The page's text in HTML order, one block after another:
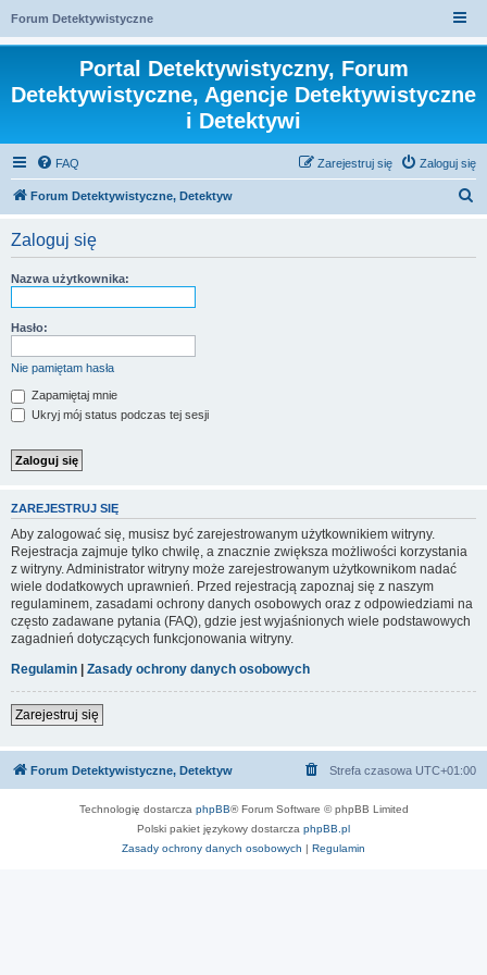
Forum Detektywistyczne
Portal Detektywistyczny, Forum
Detektywistyczne, Agencje Detektywistyczne
i Detektywi
FAQ Zaloguj się
Zarejestruj się
Forum Detektywistyczne, Detektyw
Zaloguj się
Nazwa użytkownika:
Hasło:
Nie pamiętam hasła
Zapamiętaj mnie
Ukryj mój status podczas tej sesji
ZAREJESTRUJ SIĘ
Aby zalogować się, musisz być zarejestrowanym użytkownikiem witryny.
Rejestracja zajmuje tylko chwilę, a znacznie zwiększa możliwości korzystania
z witryny. Administrator witryny może zarejestrowanym użytkownikom nadać
wiele dodatkowych uprawnień. Przed rejestracją zapoznaj się z naszym
regulaminem, zasadami ochrony danych osobowych oraz z odpowiedziami na
często zadawane pytania (FAQ), gdzie jest wyjaśnionych wiele podstawowych
zagadnień dotyczących funkcjonowania witryny.
Regulamin | Zasady ochrony danych osobowych
Zarejestruj się
Forum Detektywistyczne, Detektyw Strefa czasowa UTC+01:00
Technologię dostarcza phpBB® Forum Software © phpBB Limited
Polski pakiet językowy dostarcza phpBB.pl
Zasady ochrony danych osobowych | Regulamin